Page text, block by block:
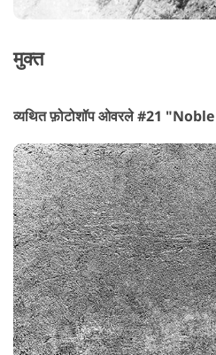
मुक्त
व्यथित फ़ोटोशॉप ओवरले #21